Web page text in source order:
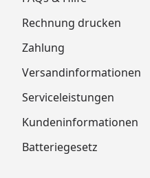
Rechnung drucken
Zahlung
Versandinformationen
Serviceleistungen
Kundeninformationen
Batteriegesetz